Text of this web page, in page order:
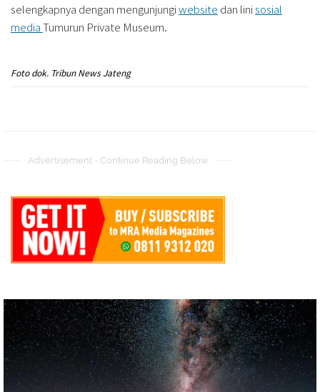
selengkapnya dengan mengunjungiwebsite dan linisosial
mediaTumurun Private Museum.
Foto dok. Tribun News Jateng
Advertisement - Continue Reading Below